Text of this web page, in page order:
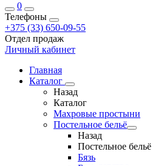
0
Телефоны
+375 (33) 650-09-55
Отдел продаж
Личный кабинет
Главная
Каталог
Назад
Каталог
Махровые простыни
Постельное бельё
Назад
Постельное бельё
Бязь